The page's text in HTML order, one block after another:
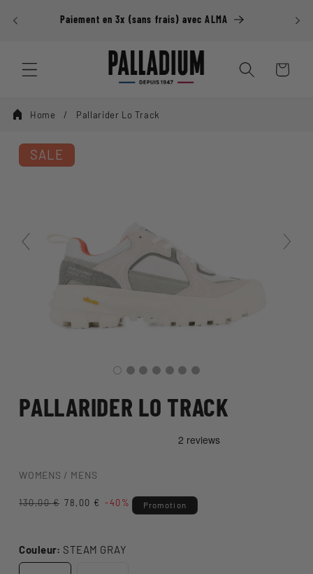
passer au
contenu
DE Paiement en 3x (sans frais) avec ALMA
Panier
Home Pallarider Lo Track
SALE
PALLARIDER LO TRACK
WOMENS / MENS
Prix
130,00 € Prix
78,00 € -40% Promotion
Couleur: STEAM GRAY